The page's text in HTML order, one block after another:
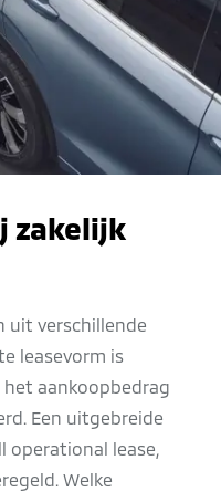
zakelijk
uit verschillende
leasevorm is
het aankoopbedrag
Een uitgebreide
operational lease,
Welke